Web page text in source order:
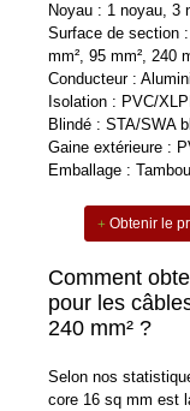
Noyau : 1 noyau, 3
Surface de section :
mm², 95 mm², 240
Conducteur :
Isolation : PVC/
Blindé : STA/SWA
Gaine extérieure :
Emballage :
Obtenir le
Comment
pour les
240 mm² ?
Selon nos
core 16 sq mm est